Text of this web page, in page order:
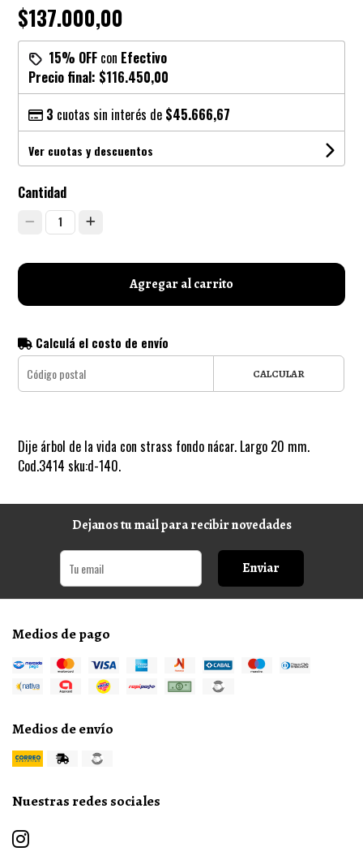
$137.000,00
15% OFF con Efectivo
Precio final: $116.450,00
3 cuotas sin interés de $45.666,67
Ver cuotas y descuentos
Cantidad
1
Agregar al carrito
Calculá el costo de envío
CALCULAR
Dije árbol de la vida con strass fondo nácar. Largo 20 mm.
Cod.3414 sku:d-140.
Dejanos tu mail para recibir novedades
Enviar
Medios de pago
Medios de envío
Nuestras redes sociales